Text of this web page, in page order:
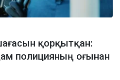
қорқытқан:
полицияның оғынан